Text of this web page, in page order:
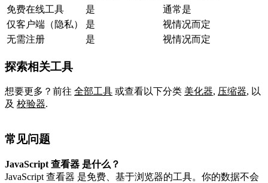
免费在线工具
是
通常是
仅客户端（隐私）
是
视情况而定
无需注册
是 视情况而定
探索相关工具
想要更多？前往 全部工具 或查看以下分类 美化器, 压缩器, 以
及 校验器.
常见问题
JavaScript 查看器 是什么？
JavaScript 查看器 是免费、基于浏览器的工具。你的数据不会